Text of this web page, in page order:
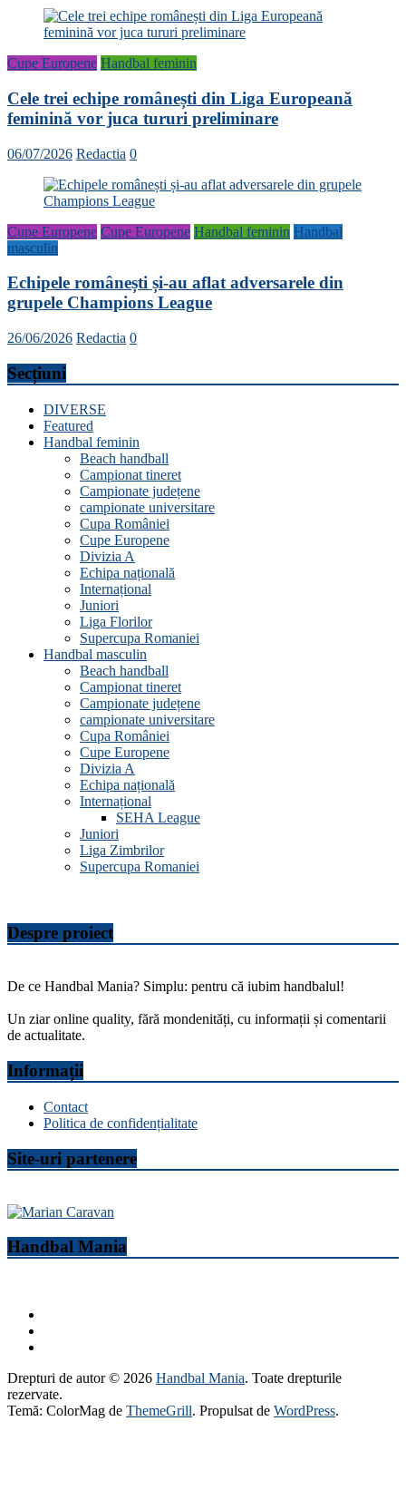
Cupe Europene Handbal feminin
Cele trei echipe românești din Liga Europeană
feminină vor juca tururi preliminare
06/07/2026 Redactia 0
Cupe Europene Cupe Europene Handbal feminin Handbal
masculin
Echipele românești și-au aflat adversarele din
grupele Champions League
26/06/2026 Redactia 0
Secțiuni
DIVERSE
Featured
Handbal feminin
Beach handball
Campionat tineret
Campionate județene
campionate universitare
Cupa României
Cupe Europene
Divizia A
Echipa națională
Internațional
Juniori
Liga Florilor
Supercupa Romaniei
Handbal masculin
Beach handball
Campionat tineret
Campionate județene
campionate universitare
Cupa României
Cupe Europene
Divizia A
Echipa națională
Internațional
SEHA League
Juniori
Liga Zimbrilor
Supercupa Romaniei
Despre proiect
De ce Handbal Mania? Simplu: pentru că iubim handbalul!
Un ziar online quality, fără mondenități, cu informații și comentarii
de actualitate.
Informații
Contact
Politica de confidențialitate
Site-uri partenere
Handbal Mania
Drepturi de autor © 2026 Handbal Mania. Toate drepturile
rezervate.
Temă: ColorMag de ThemeGrill. Propulsat de WordPress.